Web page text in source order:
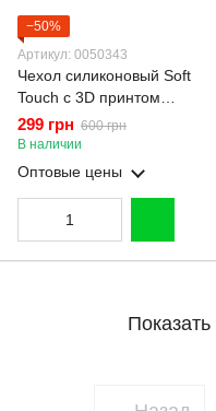
−50%
Артикул: 0050343
Чехол силиконовый Soft
Touch с 3D принтом
волшебной минни маус для
Xiaomi Redmi 15 5G Global
молочный (Полная защита
299 грн 600 грн
В наличии
Оптовые цены